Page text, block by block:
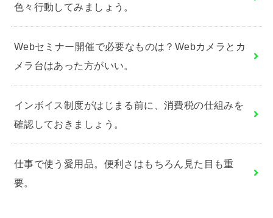
色々行動してみましょう。
Webセミナー開催で必要なものは？Webカメラとカ
メラ台はあった方がいい。
インボイス制度がはじまる前に、消費税の仕組みを
確認しておきましょう。
仕事で使う愛用品。便利さはもちろん見た目も重
要。